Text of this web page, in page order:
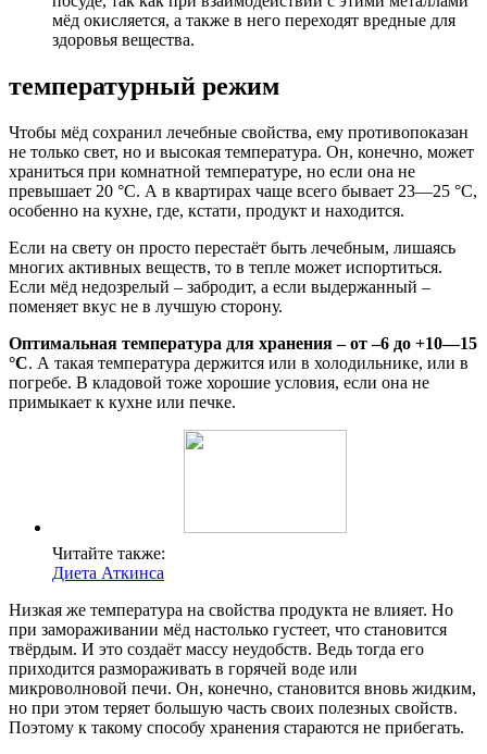
мёд окисляется, а также в него переходят вредные для
здоровья вещества.
температурный режим
Чтобы мёд сохранил лечебные свойства, ему противопоказан
не только свет, но и высокая температура. Он, конечно, может
храниться при комнатной температуре, но если она не
превышает 20 °C. А в квартирах чаще всего бывает 23—25 °C,
особенно на кухне, где, кстати, продукт и находится.
Если на свету он просто перестаёт быть лечебным, лишаясь
многих активных веществ, то в тепле может испортиться.
Если мёд недозрелый – забродит, а если выдержанный –
поменяет вкус не в лучшую сторону.
Оптимальная температура для хранения – от –6 до +10—15
°C. А такая температура держится или в холодильнике, или в
погребе. В кладовой тоже хорошие условия, если она не
примыкает к кухне или печке.
Читайте также:
Диета Аткинса
Низкая же температура на свойства продукта не влияет. Но
при замораживании мёд настолько густеет, что становится
твёрдым. И это создаёт массу неудобств. Ведь тогда его
приходится размораживать в горячей воде или
микроволновой печи. Он, конечно, становится вновь жидким,
но при этом теряет большую часть своих полезных свойств.
Поэтому к такому способу хранения стараются не прибегать.